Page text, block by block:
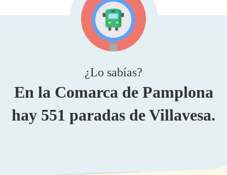
¿Lo sabías?
En la Comarca de Pamplona
hay 551 paradas de Villavesa.